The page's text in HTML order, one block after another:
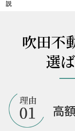
説
吹田不
選
高